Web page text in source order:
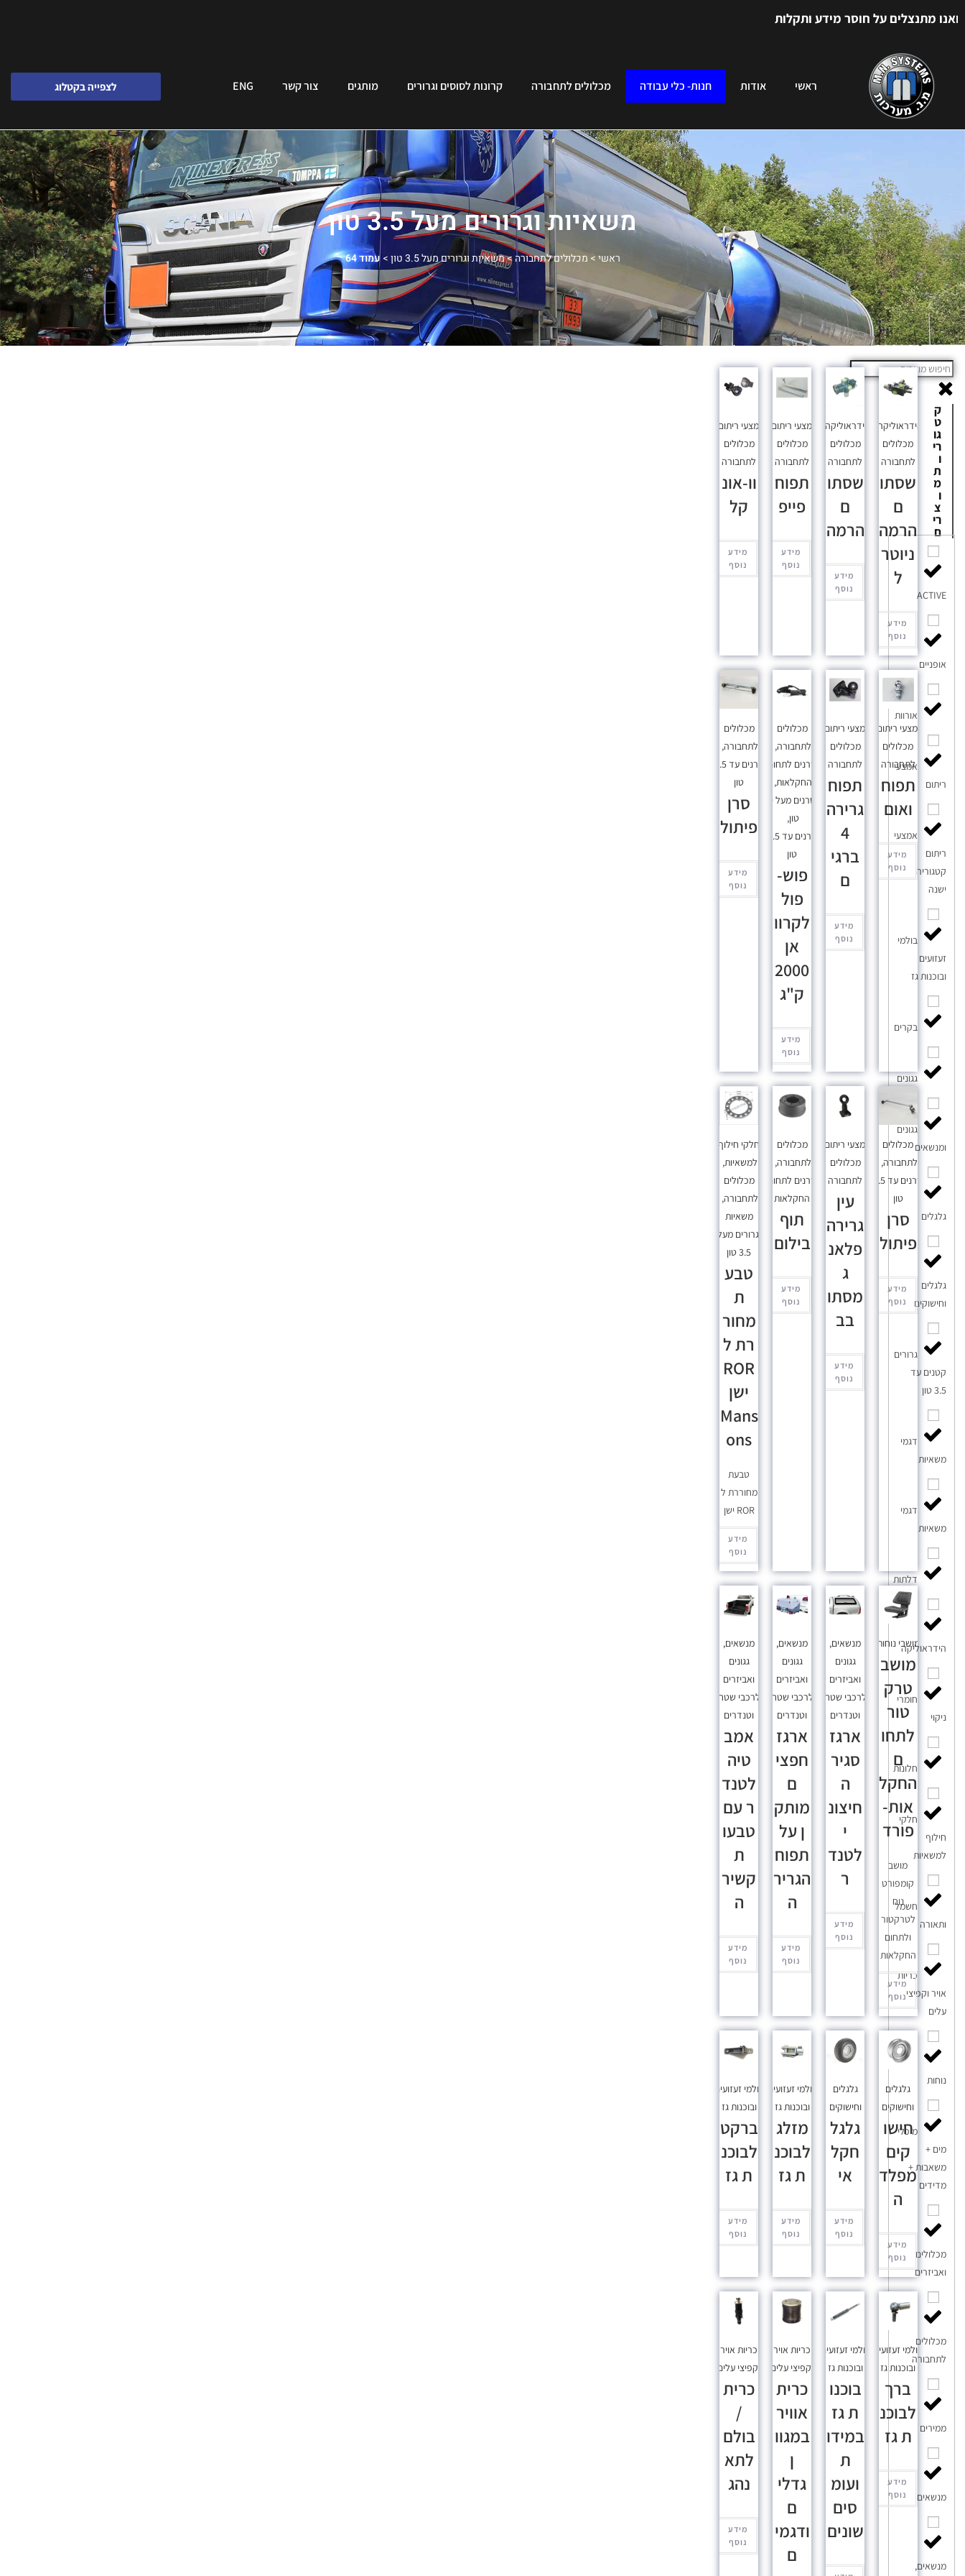
על חוסר מידע ותקלות
ראשי אודות חנות- כלי עבודה מכלולים לתחבורה קרונות לסוסים וגרורים מותגים צור קשר ENG לצפייה בקטלוג
משאיות וגרורים מעל 3.5 טון
ראשי> מכלולים לתחבורה>משאיות וגרורים מעל 3.5 טון >עמוד 64
ק
ט
גו
רי
ו
ת
מ
ו
צ
רי
ם
ACTIVE
אופניים
אורוות
אמצעי
ריתום
אמצעי
ריתום
קטגוריה
ישנה
בולמי
זעזועים
ובוכנות גז
בקרים
גגונים
גגונים
ומנשאים
גלגלים
גלגלים
וחישוקים
גרורים
קטנים עד
3.5 טון
דגמי
משאיות
דגמי
משאיות
דלתות
הידראוליקה
חומרי
ניקוי
חלונות
חלקי
חילוף
למשאיות
חשמל
ותאורה
כריות
אויר וקפיצי
עלים
מושבי
נוחות
מיכלי
מים +
משאבות +
מדידים
מכלולים
ואביזרים
מכלולים
לתחבורה
ממירים
מנשאים
מנשאים,
הידראוליקה
מכלולים
לתחבורה
שסתו
ם
הרמה
ניוטר
ל
מידע
נוסף
הידראוליקה
מכלולים
לתחבורה
שסתו
ם
הרמה
מידע
נוסף
אמצעי ריתום
מכלולים
לתחבורה
תפוח
פייפ
מידע
נוסף
אמצעי ריתום
מכלולים
לתחבורה
וו-אונ
קל
מידע
נוסף
אמצעי ריתום
מכלולים
לתחבורה
תפוח
ואום
מידע
נוסף
אמצעי ריתום
מכלולים
לתחבורה
תפוח
גרירה
4
ברגי
ם
מידע
נוסף
מכלולים
לתחבורה,
סרנים לתחום
החקלאות,
סרנים מעל 9
טון,
סרנים עד 3.5
טון
פוש-
פול
לקרוו
אן
2000
ק"ג
מידע
נוסף
מכלולים
לתחבורה,
סרנים עד 3.5
טון
סרן
פיתול
מידע
נוסף
מכלולים
לתחבורה,
סרנים עד 3.5
טון
סרן
פיתול
מידע
נוסף
אמצעי ריתום
מכלולים
לתחבורה
עין
גרירה
פלאנ
ג
מסתו
בב
מידע
נוסף
מכלולים
לתחבורה,
סרנים לתחום
החקלאות
תוף
בילום
מידע
נוסף
חלקי חילוף
למשאיות,
מכלולים
לתחבורה,
משאיות
וגרורים מעל
3.5 טון
טבע
ת
מחור
רת ל
ROR
ישן
Mans
ons
טבעת
מחוררת ל
ROR ישן
מידע
נוסף
מושבי נוחות
מושב
טרק
טור
לתחו
ם
החקל
אות-
פורד
מושב
קומפורט
נוח
לטרקטור
ולתחום
החקלאות
מידע
נוסף
מנשאים,
גגונים
ואביזרים
לרכבי שטח
וטנדרים
ארגז
סגיר
ה
חיצונ
י
לטנד
ר
מידע
נוסף
מנשאים,
גגונים
ואביזרים
לרכבי שטח
וטנדרים
ארגז
חפצי
ם
מותק
ן על
תפוח
הגריר
ה
מידע
נוסף
מנשאים,
גגונים
ואביזרים
לרכבי שטח
וטנדרים
אמב
טיה
לטנד
ר עם
טבעו
ת
קשיר
ה
מידע
נוסף
גלגלים
וחישוקים
חישו
קים
מפלד
ה
מידע
נוסף
גלגלים
וחישוקים
גלגל
חקל
אי
מידע
נוסף
בולמי זעזועים
ובוכנות גז
מזלג
לבוכנ
ת גז
מידע
נוסף
בולמי זעזועים
ובוכנות גז
ברקט
לבוכנ
ת גז
מידע
נוסף
בולמי זעזועים
ובוכנות גז
ברך
לבוכנ
ת גז
מידע
נוסף
בולמי זעזועים
ובוכנות גז
בוכנו
ת גז
במידו
ת
ועומ
סים
שונים
כריות אויר
וקפיצי עלים
כרית
אוויר
במגוו
ן
גדלי
ם
ודגמי
ם
כריות אויר
וקפיצי עלים
כרית
/
בולם
לתא
נהג
מידע
נוסף